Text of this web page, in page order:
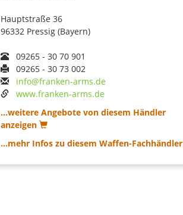
Hauptstraße 36
96332 Pressig (Bayern)
09265 - 30 70 901
09265 - 30 73 002
info@franken-arms.de
www.franken-arms.de
...weitere Angebote von diesem Händler
anzeigen
...mehr Infos zu diesem Waffen-Fachhändler